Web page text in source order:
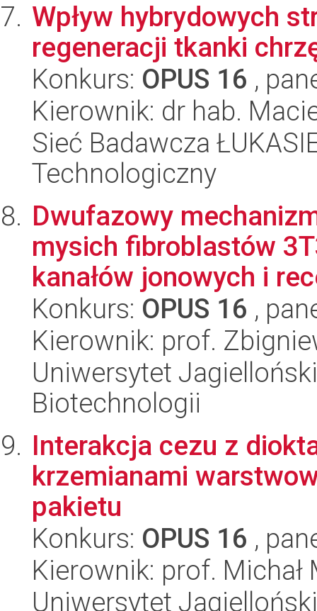
Wpływ hybrydowych
regeneracji tkanki
Konkurs: OPUS 16 ,
Kierownik: dr hab.
Sieć Badawcza
Technologiczny
Dwufazowy
mysich fibroblastów
kanałów jonowych i
Konkurs: OPUS 16 ,
Kierownik: prof.
Uniwersytet
Biotechnologii
Interakcja cezu z
krzemianami
pakietu
Konkurs: OPUS 16 ,
Kierownik: prof. Michał
Uniwersytet